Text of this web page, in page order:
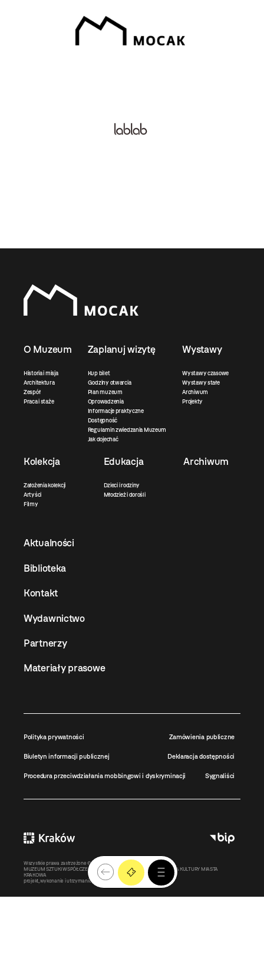
O Muzeum
Historia i misja
Architektura
Zespół
Praca i staże
Zaplanuj wizytę
Kup bilet
Godziny otwarcia
Plan muzeum
Oprowadzenia
Informacje praktyczne
Dostępność
Regulamin zwiedzania Muzeum
Jak dojechać
Wystawy
Wystawy czasowe
Wystawy stałe
Archiwum
Projekty
Kolekcja
Założenia kolekcji
Artyści
Filmy
Edukacja
Dzieci i rodziny
Młodzież i dorośli
Archiwum
Aktualności
Biblioteka
Kontakt
Wydawnictwo
Partnerzy
Materiały prasowe
Polityka prywatności Zamówienia publiczne
Biuletyn informacji publicznej Deklaracja dostępności
Procedura przeciwdziałania mobbingowi i dyskryminacji Sygnaliści
Wszystkie prawa zastrzeżone ©MOCAK
2011-2026
MUZEUM SZTUKI WSPÓŁCZESNEJ W KRAKOWIE MOCAK – INSTYTUCJA KULTURY MIASTA
KRAKOWA
projekt, wykonanie i utrzymanie:
Bonjour.pl